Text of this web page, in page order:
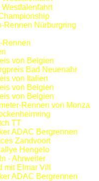
Rennen Nürburgring
Rennen
von Belgien
Bad Neuenahr
von Italien
von Belgien
von Belgien
Rennen von Monza
TT
ADAC Bergrennen
Zandvoort
Hengelo
- Ahrweiler
mit Elmar Vill
ADAC Bergrennen